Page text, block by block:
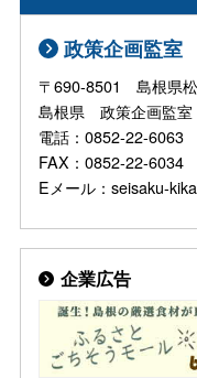
政策企画監室
〒690-8501 島根県
島根県 政策企画監室
電話：0852-22-6063
FAX：0852-22-6034
Eメール：seisaku-
企業広告